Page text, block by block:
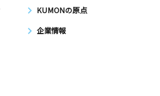
KUMONの原点
企業情報